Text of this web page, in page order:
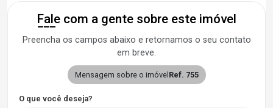
Fale com a gente sobre este imóvel
Preencha os campos abaixo e retornamos o seu contato
em breve.
Mensagem sobre o imóvelRef. 755
O que você deseja?